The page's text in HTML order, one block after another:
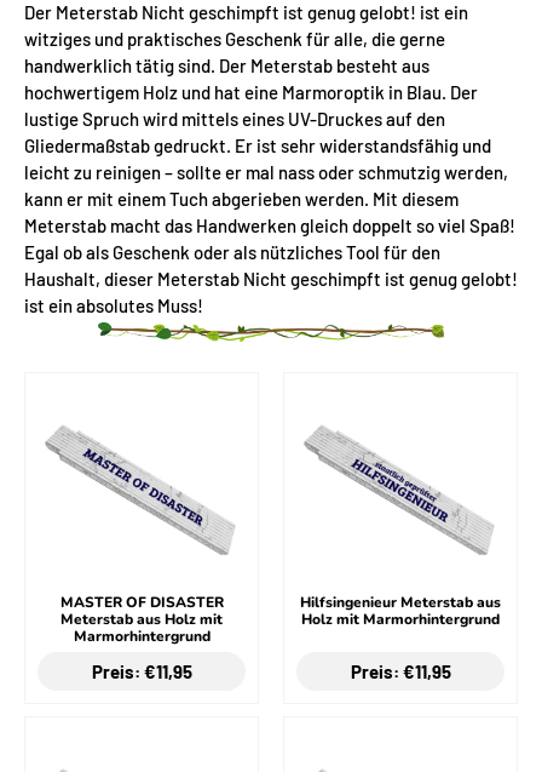
Der Meterstab Nicht geschimpft ist genug gelobt! ist ein
witziges und praktisches Geschenk für alle, die gerne
handwerklich tätig sind. Der Meterstab besteht aus
hochwertigem Holz und hat eine Marmoroptik in Blau. Der
lustige Spruch wird mittels eines UV-Druckes auf den
Gliedermaßstab gedruckt. Er ist sehr widerstandsfähig und
leicht zu reinigen – sollte er mal nass oder schmutzig werden,
kann er mit einem Tuch abgerieben werden. Mit diesem
Meterstab macht das Handwerken gleich doppelt so viel Spaß!
Egal ob als Geschenk oder als nützliches Tool für den
Haushalt, dieser Meterstab Nicht geschimpft ist genug gelobt!
ist ein absolutes Muss!
MASTER OF DISASTER
Meterstab aus Holz mit
Marmorhintergrund
Preis: €11,95
Hilfsingenieur Meterstab aus
Holz mit Marmorhintergrund
Preis: €11,95